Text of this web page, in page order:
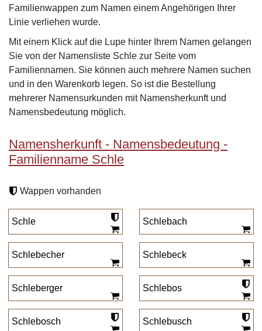
Familienwappen zum Namen einem Angehörigen Ihrer
Linie verliehen wurde.
Mit einem Klick auf die Lupe hinter Ihrem Namen gelangen
Sie von der Namensliste Schle zur Seite vom
Familiennamen. Sie können auch mehrere Namen suchen
und in den Warenkorb legen. So ist die Bestellung
mehrerer Namensurkunden mit Namensherkunft und
Namensbedeutung möglich.
Namensherkunft - Namensbedeutung -
Familienname Schle
Wappen vorhanden
Schle Schlebach
Schlebecher Schlebeck
Schleberger Schlebos
Schlebosch Schlebusch